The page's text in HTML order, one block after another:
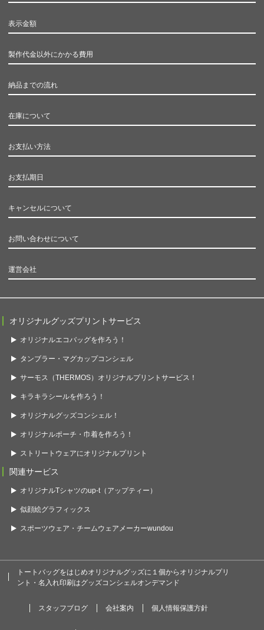
表示金額
製作代金以外にかかる費用
納品までの流れ
在庫について
お支払い方法
お支払期日
キャンセルについて
お問い合わせについて
運営会社
オリジナルグッズプリントサービス
オリジナルエコバッグを作ろう！
タンブラー・マグカップコンシェル
サーモス（THERMOS）オリジナルプリントサービス！
キラキラシールを作ろう！
オリジナルグッズコンシェル！
オリジナルポーチ・巾着を作ろう！
ストリートウェアにオリジナルプリント
関連サービス
オリジナルTシャツのup-t（アップティー）
似顔絵グラフィックス
スポーツウェア・チームウェアメーカーwundou
トートバッグをはじめオリジナルグッズに１個からオリジナルプリ
ント・名入れ印刷はグッズコンシェルオンデマンド
スタッフブログ 会社案内 個人情報保護方針